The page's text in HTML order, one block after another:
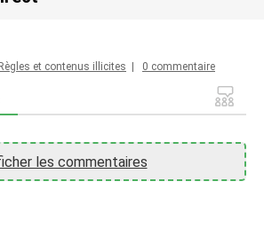
et contenus illicites | 0 commentaire
les commentaires